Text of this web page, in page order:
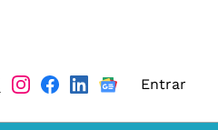
Entrar